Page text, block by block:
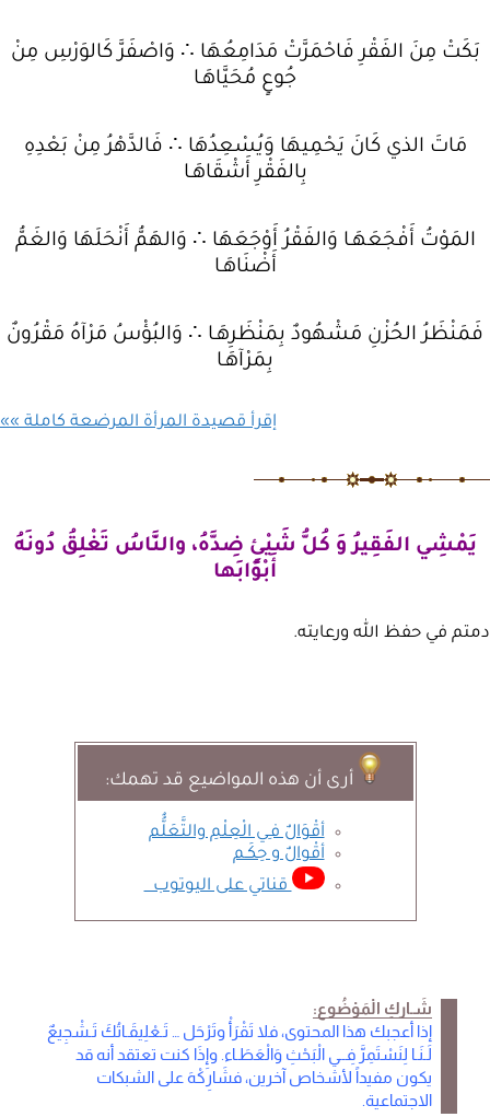
بَكَتْ مِنَ الفَقْرِ فَاحْمَرَّتْ مَدَامِعُهَا ∴ وَاصْفَرَّ كَالوَرْسِ مِنْ
جُوعٍ مُحَيَّاهَـا
مَاتَ الذي كَانَ يَحْمِيهَا وَيُسْعِدُهَا ∴ فَالدَّهْرُ مِنْ بَعْدِهِ
بِالفَقْرِ أَشْقَاهَـا
المَوْتُ أَفْجَعَهَـا وَالفَقْرُ أَوْجَعَهَا ∴ وَالهَمُّ أَنْحَلَهَا وَالغَمُّ
أَضْنَاهَـا
فَمَنْظَرُ الحُزْنِ مَشْهُودٌ بِمَنْظَرِهَـا ∴ وَالبُؤْسُ مَرْآهُ مَقْرُونٌ
بِمَرْآهَـا
إقرأ قصيدة المرأة المرضعة كاملة »»
يَمْشِي الفَقِيرُ وَ كُلُّ شَيْئٍ ضِدَّهُ، والنَّاسُ تَغْلِقُ دُونَهُ
أَبْوَابَها
دمتم في حفظ الله ورعايته.
أرى أن هذه المواضيع قد تهمك:
أقْوَالٌ فـِي الْعِلْمِ والتَّعَلُُّم
أقْوالٌ و حِكَـم
قناتي على اليوتوب
شَـاركِ الْمَوْضُوع:
إذا أعجبك هذا المحتوى، فلا تَقْرَأْ وتَرْحَل … تَـعْلِيقَـاتُكَ تَـشْجِيعٌ
لَـنَـا لِنَسْتَمِرَّ فِــي الْبَحْثِ وَالْعَطَـاء. وإِذَا كنت تعتقد أنه قد
يكون مفيداً لأشخاص آخرين، فشَارِكْهَ على الشبكات
الاجتماعية.